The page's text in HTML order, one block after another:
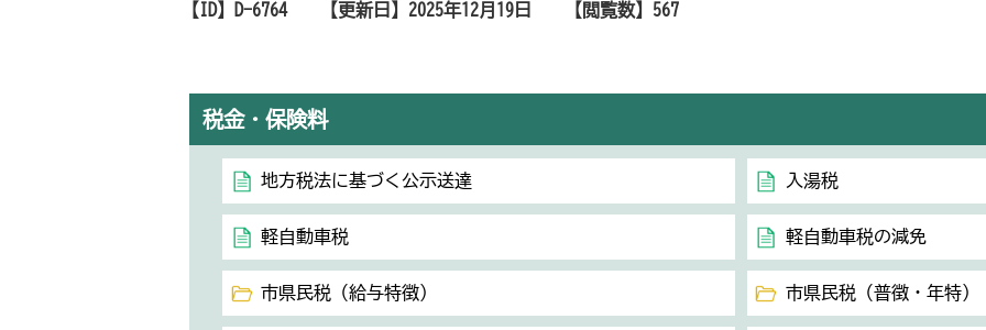
【ID】 D-6764 【更新日】 2025年12月19日 【閲覧数】 567
税金・保険料
地方税法に基づく公示送達 入湯税
軽自動車税 軽自動車税の減免
市県民税（給与特徴） 市県民税（普徴・年特）